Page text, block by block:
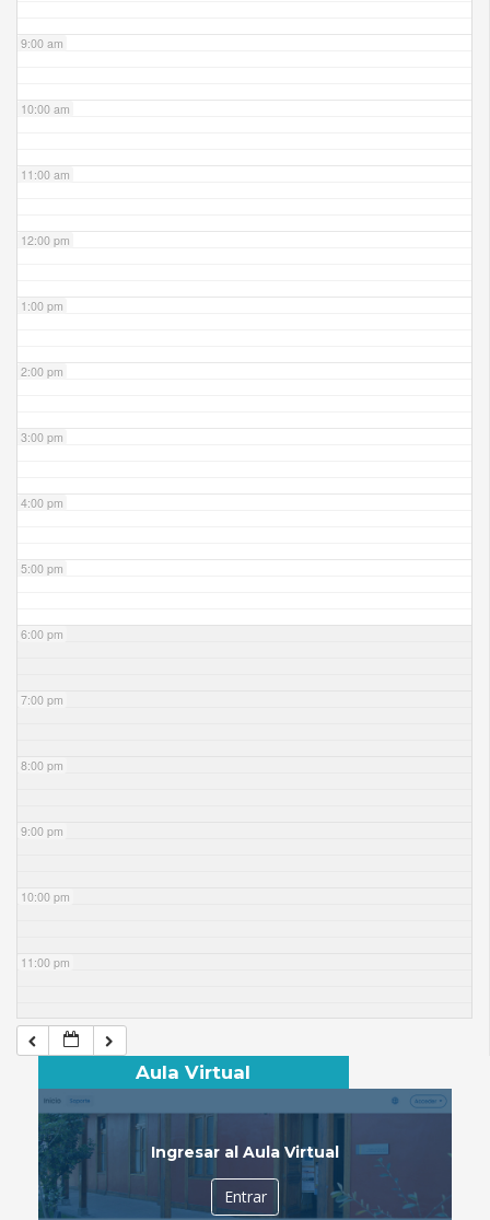
9:00 am
10:00 am
11:00 am
12:00 pm
1:00 pm
2:00 pm
3:00 pm
4:00 pm
5:00 pm
6:00 pm
7:00 pm
8:00 pm
9:00 pm
10:00 pm
11:00 pm
Aula Virtual
Ingresar al Aula Virtual
Entrar